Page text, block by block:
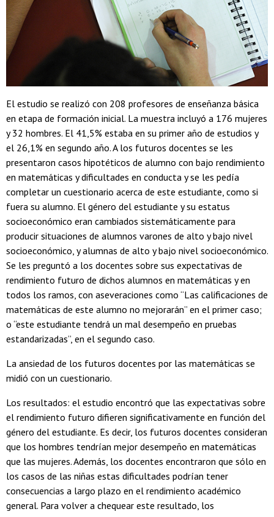
El estudio se realizó con 208 profesores de enseñanza básica
en etapa de formación inicial. La muestra incluyó a 176 mujeres
y 32 hombres. El 41,5% estaba en su primer año de estudios y
el 26,1% en segundo año. A los futuros docentes se les
presentaron casos hipotéticos de alumno con bajo rendimiento
en matemáticas y dificultades en conducta y se les pedía
completar un cuestionario acerca de este estudiante, como si
fuera su alumno. El género del estudiante y su estatus
socioeconómico eran cambiados sistemáticamente para
producir situaciones de alumnos varones de alto y bajo nivel
socioeconómico, y alumnas de alto y bajo nivel socioeconómico.
Se les preguntó a los docentes sobre sus expectativas de
rendimiento futuro de dichos alumnos en matemáticas y en
todos los ramos, con aseveraciones como “Las calificaciones de
matemáticas de este alumno no mejorarán” en el primer caso;
o “este estudiante tendrá un mal desempeño en pruebas
estandarizadas”, en el segundo caso.
La ansiedad de los futuros docentes por las matemáticas se
midió con un cuestionario.
Los resultados: el estudio encontró que las expectativas sobre
el rendimiento futuro difieren significativamente en función del
género del estudiante. Es decir, los futuros docentes consideran
que los hombres tendrían mejor desempeño en matemáticas
que las mujeres. Además, los docentes encontraron que sólo en
los casos de las niñas estas dificultades podrían tener
consecuencias a largo plazo en el rendimiento académico
general. Para volver a chequear este resultado, los